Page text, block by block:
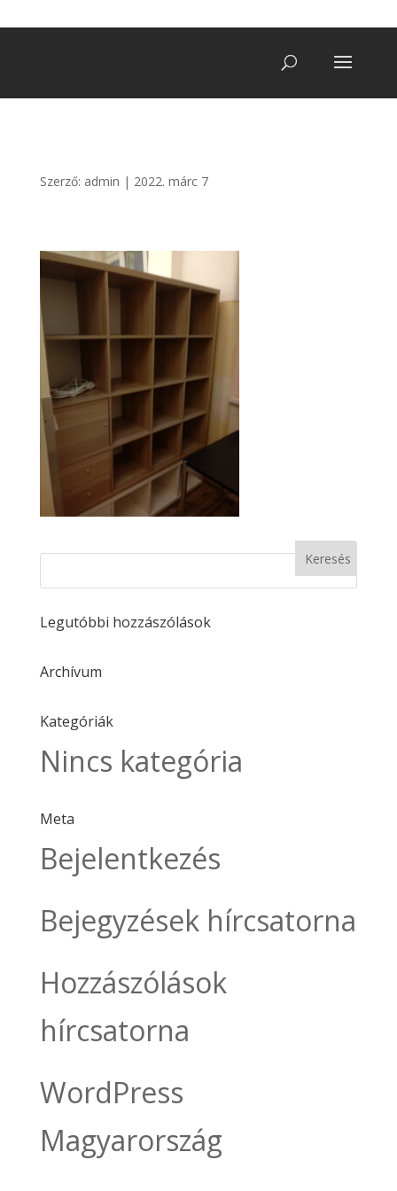
Szerző: admin | 2022. márc 7
Legutóbbi hozzászólások
Archívum
Kategóriák
Nincs kategória
Meta
Bejelentkezés
Bejegyzések hírcsatorna
Hozzászólások
hírcsatorna
WordPress
Magyarország